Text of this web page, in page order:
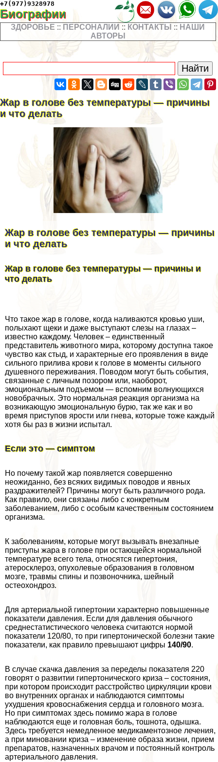
+7(977)9328978
Биографии
ЗДОРОВЬЕ :: ПЕРСОНАЛИИ :: КОНТАКТЫ :: НАШИ
АВТОРЫ
Жар в голове без температуры — причины
и что делать
Жар в голове без температуры — причины
и что делать
Жар в голове без температуры — причины и
что делать
Что такое жар в голове, когда наливаются кровью уши,
полыхают щеки и даже выступают слезы на глазах –
известно каждому. Человек – единственный
представитель животного мира, которому доступна такое
чувство как стыд, и хаpaктерные его проявления в виде
сильного прилива крови к голове в моменты сильного
душевного переживания. Поводом могут быть события,
связанные с личным позором или, наоборот,
эмоциональным подъемом — вспомним волнующихся
новобрачных. Это нормальная реакция организма на
возникающую эмоциональную бурю, так же как и во
время приступов ярости или гнева, которые тоже каждый
хотя бы раз в жизни испытал.
Если это — симптом
Но почему такой жар появляется совершенно
неожиданно, без всяких видимых поводов и явных
раздражителей? Причины могут быть различного рода.
Как правило, они связаны либо с конкретным
заболеванием, либо с особым качественным состоянием
организма.
К заболеваниям, которые могут вызывать внезапные
приступы жара в голове при остающейся нормальной
температуре всего тела, относятся гипертония,
атеросклероз, опухолевые образования в головном
мозге, травмы спины и позвоночника, шейный
остеохондроз.
Для артериальной гипертонии хаpaктерно повышенные
показатели давления. Если для давления обычного
среднестатистического человека считаются нормой
показатели 120/80, то при гипертонической болезни такие
показатели, как правило превышают цифры 140/90.
В случае скачка давления за переделы показателя 220
говорят о развитии гипертонического криза – состояния,
при котором происходит расстройство циркуляции крови
во внутренних органах и наблюдаются симптомы
ухудшения кровоснабжения сердца и головного мозга.
Но при симптомах здесь помимо жара в голове
наблюдаются еще и головная боль, тошнота, одышка.
Здесь требуется немедленное медикаментозное лечения,
а при миновании криза – изменение образа жизни, прием
препаратов, назначенных врачом и постоянный контроль
артериального давления.